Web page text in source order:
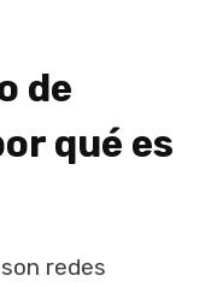
de
qué es
redes